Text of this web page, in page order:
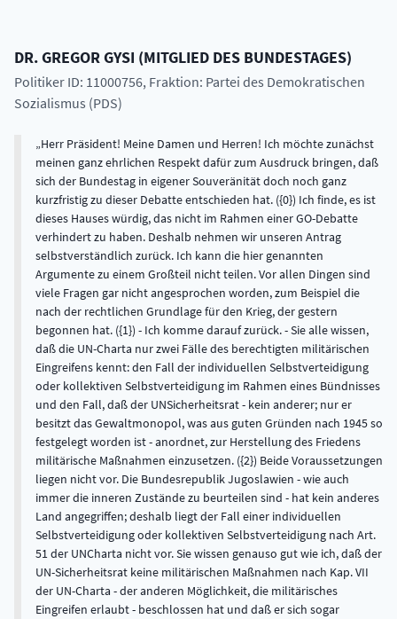
DR.GREGORGYSI (MITGLIED DES BUNDESTAGES)
Politiker ID: 11000756, Fraktion: Partei des Demokratischen
Sozialismus (PDS)
Herr Präsident! Meine Damen und Herren! Ich möchte zunächst
meinen ganz ehrlichen Respekt dafür zum Ausdruck bringen, daß
sich der Bundestag in eigener Souveränität doch noch ganz
kurzfristig zu dieser Debatte entschieden hat. ({0}) Ich finde, es ist
dieses Hauses würdig, das nicht im Rahmen einer GO-Debatte
verhindert zu haben. Deshalb nehmen wir unseren Antrag
selbstverständlich zurück. Ich kann die hier genannten
Argumente zu einem Großteil nicht teilen. Vor allen Dingen sind
viele Fragen gar nicht angesprochen worden, zum Beispiel die
nach der rechtlichen Grundlage für den Krieg, der gestern
begonnen hat. ({1}) - Ich komme darauf zurück. - Sie alle wissen,
daß die UN-Charta nur zwei Fälle des berechtigten militärischen
Eingreifens kennt: den Fall der individuellen Selbstverteidigung
oder kollektiven Selbstverteidigung im Rahmen eines Bündnisses
und den Fall, daß der UNSicherheitsrat - kein anderer; nur er
besitzt das Gewaltmonopol, was aus guten Gründen nach 1945 so
festgelegt worden ist - anordnet, zur Herstellung des Friedens
militärische Maßnahmen einzusetzen. ({2}) Beide Voraussetzungen
liegen nicht vor. Die Bundesrepublik Jugoslawien - wie auch
immer die inneren Zustände zu beurteilen sind - hat kein anderes
Land angegriffen; deshalb liegt der Fall einer individuellen
Selbstverteidigung oder kollektiven Selbstverteidigung nach Art.
51 der UNCharta nicht vor. Sie wissen genauso gut wie ich, daß der
UN-Sicherheitsrat keine militärischen Maßnahmen nach Kap. VII
der UN-Charta - der anderen Möglichkeit, die militärisches
Eingreifen erlaubt - beschlossen hat und daß er sich sogar